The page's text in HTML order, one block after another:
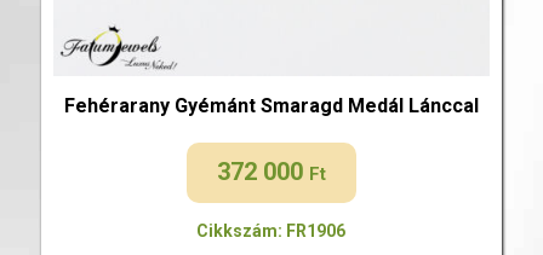
Fehérarany Gyémánt Smaragd Medál Lánccal
372 000 Ft
Cikkszám: FR1906